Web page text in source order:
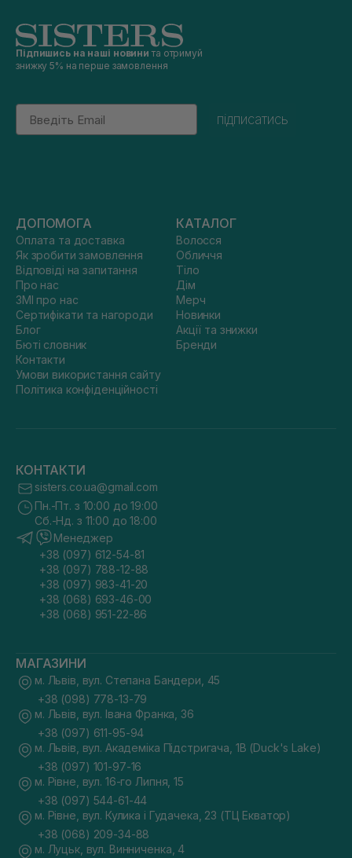
Підпишись на наші новини та отримуй
знижку 5% на перше замовлення
Email
підписатись
ДОПОМОГА
Оплата та доставка
Як зробити замовлення
Відповіді на запитання
Про нас
ЗМІ про нас
Сертифікати та нагороди
Блог
Бюті словник
Контакти
Умови використання сайту
Політика конфіденційності
КАТАЛОГ
Волосся
Обличчя
Тіло
Дім
Мерч
Новинки
Акції та знижки
Бренди
КОНТАКТИ
sisters.co.ua@gmail.com
Пн.-Пт. з 10:00 до 19:00
Сб.-Нд. з 11:00 до 18:00
Менеджер
+38 (097) 612-54-81
+38 (097) 788-12-88
+38 (097) 983-41-20
+38 (068) 693-46-00
+38 (068) 951-22-86
МАГАЗИНИ
м. Львів, вул. Степана Бандери, 45
+38 (098) 778-13-79
м. Львів, вул. Івана Франка, 36
+38 (097) 611-95-94
м. Львів, вул. Академіка Підстригача, 1В (Duck's Lake)
+38 (097) 101-97-16
м. Рівне, вул. 16-го Липня, 15
+38 (097) 544-61-44
м. Рівне, вул. Кулика і Гудачека, 23 (ТЦ Екватор)
+38 (068) 209-34-88
м. Луцьк, вул. Винниченка, 4